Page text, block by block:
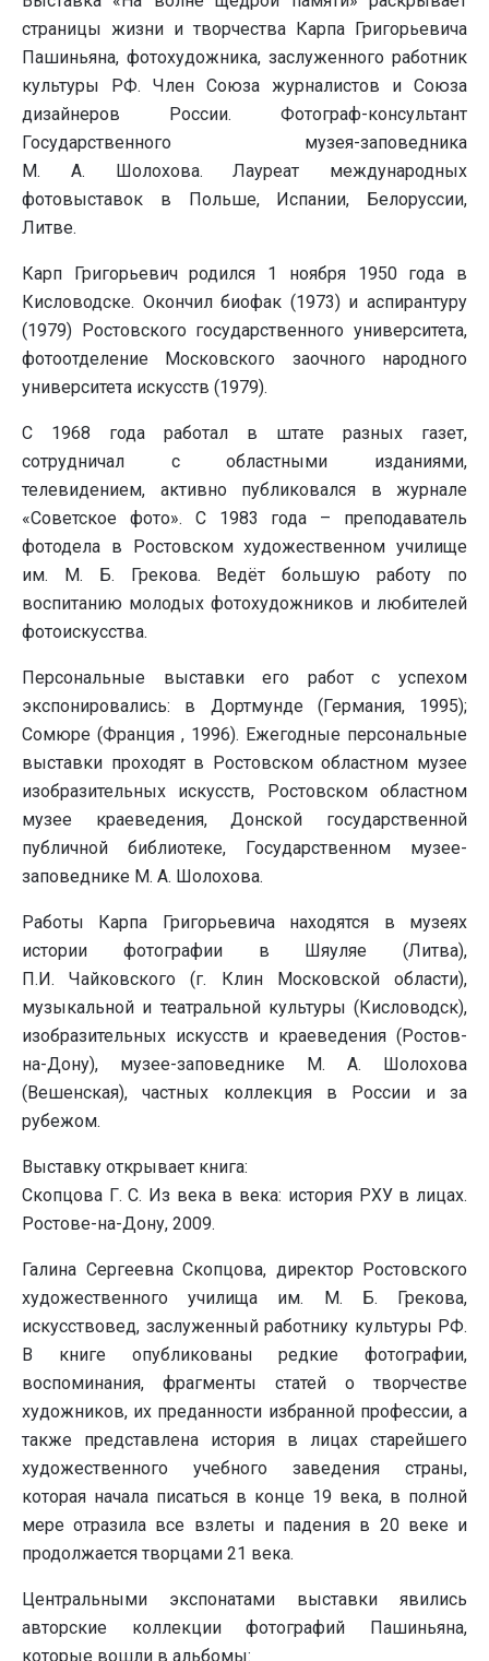
страницы жизни и творчества Карпа Григорьевича
Пашиньяна, фотохудожника, заслуженного работник
культуры РФ. Член Союза журналистов и Союза
дизайнеров России. Фотограф-консультант
Государственного музея-заповедника
М. А. Шолохова. Лауреат международных
фотовыставок в Польше, Испании, Белоруссии,
Литве.
Карп Григорьевич родился 1 ноября 1950 года в
Кисловодске. Окончил биофак (1973) и аспирантуру
(1979) Ростовского государственного университета,
фотоотделение Московского заочного народного
университета искусств (1979).
С 1968 года работал в штате разных газет,
сотрудничал с областными изданиями,
телевидением, активно публиковался в журнале
«Советское фото». С 1983 года – преподаватель
фотодела в Ростовском художественном училище
им. М. Б. Грекова. Ведёт большую работу по
воспитанию молодых фотохудожников и любителей
фотоискусства.
Персональные выставки его работ с успехом
экспонировались: в Дортмунде (Германия, 1995);
Сомюре (Франция , 1996). Ежегодные персональные
выставки проходят в Ростовском областном музее
изобразительных искусств, Ростовском областном
музее краеведения, Донской государственной
публичной библиотеке, Государственном музее-
заповеднике М. А. Шолохова.
Работы Карпа Григорьевича находятся в музеях
истории фотографии в Шяуляе (Литва),
П.И. Чайковского (г. Клин Московской области),
музыкальной и театральной культуры (Кисловодск),
изобразительных искусств и краеведения (Ростов-
на-Дону), музее-заповеднике М. А. Шолохова
(Вешенская), частных коллекция в России и за
рубежом.
Выставку открывает книга:
Скопцова Г. С. Из века в века: история РХУ в лицах.
Ростове-на-Дону, 2009.
Галина Сергеевна Скопцова, директор Ростовского
художественного училища им. М. Б. Грекова,
искусствовед, заслуженный работнику культуры РФ.
В книге опубликованы редкие фотографии,
воспоминания, фрагменты статей о творчестве
художников, их преданности избранной профессии, а
также представлена история в лицах старейшего
художественного учебного заведения страны,
которая начала писаться в конце 19 века, в полной
мере отразила все взлеты и падения в 20 веке и
продолжается творцами 21 века.
Центральными экспонатами выставки явились
авторские коллекции фотографий Пашиньяна,
которые вошли в альбомы: